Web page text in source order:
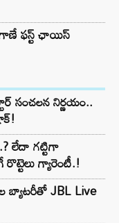
ఫస్ట్ ఛాయిస్
సంచలన నిర్ణయం..
లేదా గట్టిగా
గ్యారెంటీ.!
బ్యాటరీతో JBL Live